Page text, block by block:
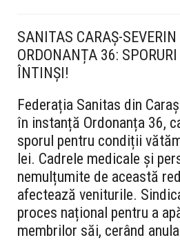
SANITAS CARAȘ-
ORDONANȚA 36:
ÎNTINȘI!
Federația Sanitas din
în instanță Ordonanța 36,
sporul pentru condiții
lei. Cadrele medicale și
nemulțumite de această
afectează veniturile.
proces național pentru a
membrilor săi, cerând